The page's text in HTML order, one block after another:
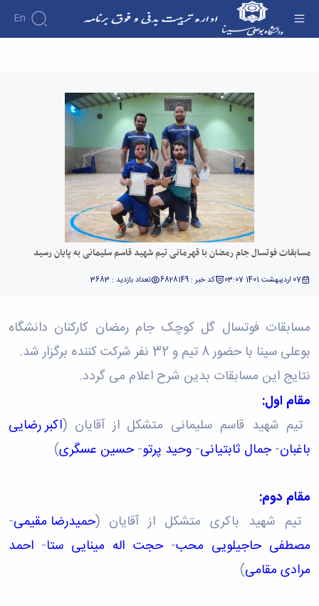
En
قاسم سلیمانی به پایان رسید - اداره تربیت بدنی
مسابقات فوتسال جام رمضان با قهرمانی تیم شهید قاسم سلیمانی به پایان رسید
07 اردیبهشت 1401 03:07 کد خبر : 6828149 تعداد بازدید : 3683
مسابقات فوتسال گل کوچک جام رمضان کارکنان دانشگاه
بوعلی سینا با حضور 8 تیم و 32 نفر شرکت کننده برگزار شد.
نتایج این مسابقات بدین شرح اعلام می گردد.
مقام اول:
تیم شهید قاسم سلیمانی متشکل از آقایان (اکبر رضایی
باغبان-جمال ثابتیانی- وحید پرتو-حسین عسگری)
مقام دوم:
تیم شهید باکری متشکل از آقایان (حمیدرضا مقیمی-
مصطفی حاجیلویی محب-حجت اله مینایی ستا- احمد
مرادی مقامی)